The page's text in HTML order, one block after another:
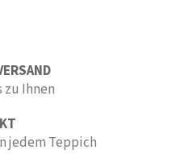
Ihnen
jedem Teppich